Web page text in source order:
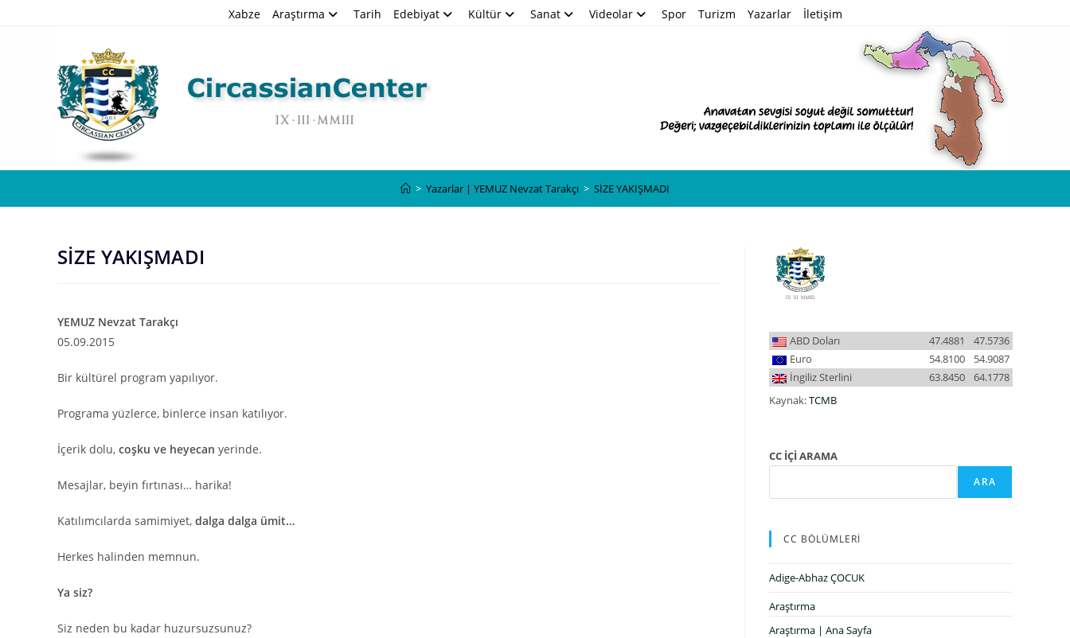
Xabze Araştırma Tarih Edebiyat Kültür Sanat Videolar Spor Turizm Yazarlar İletişim
> Yazarlar | YEMUZ Nevzat Tarakçı > SİZE YAKIŞMADI
SİZE YAKIŞMADI
YEMUZ Nevzat Tarakçı
05.09.2015
Bir kültürel program yapılıyor.
Programa yüzlerce, binlerce insan katılıyor.
İçerik dolu, coşku ve heyecan yerinde.
Mesajlar, beyin fırtınası… harika!
Katılımcılarda samimiyet, dalga dalga ümit…
Herkes halinden memnun.
Ya siz?
Siz neden bu kadar huzursuzsunuz?
ABD Doları 47.5736
47.4881
Euro
54.9087
54.8100
İngiliz Sterlini
64.1778
63.8450
Kaynak:TCMB
CC İÇİ ARAMA
ARA
CC BÖLÜMLERİ
Adige-Abhaz ÇOCUK
Araştırma
Araştırma | Ana Sayfa